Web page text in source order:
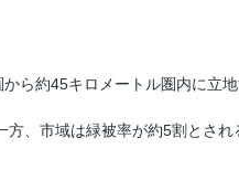
ら約45キロメートル圏内に立地
、市域は緑被率が約5割とさ